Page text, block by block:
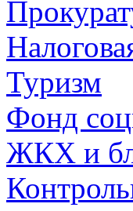
Туризм
Фонд
ЖКХ и